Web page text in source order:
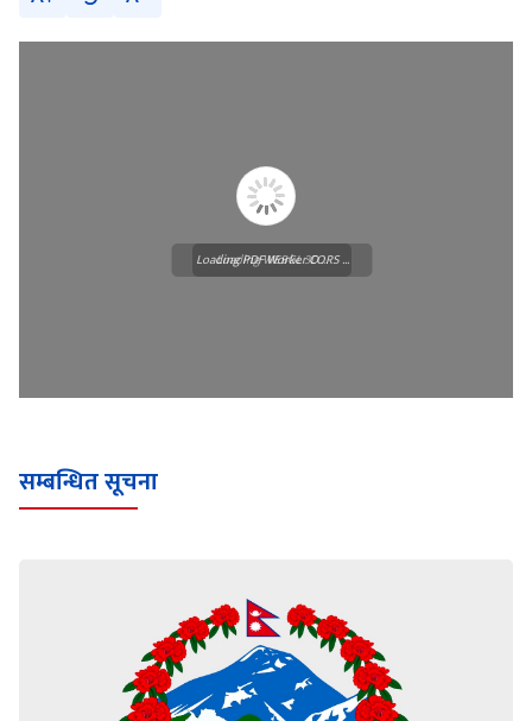
Loading WEBGL 3D ...
Loading PDF Worker CORS ...
सम्बन्धित सूचना